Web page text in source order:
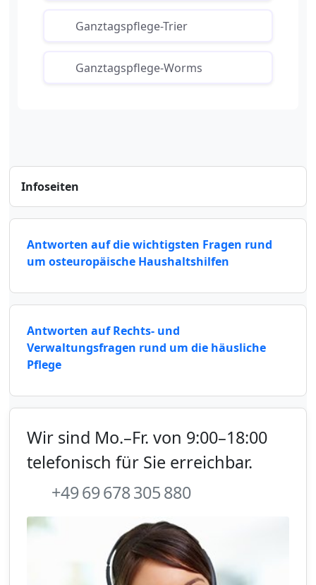
Ganztagspflege-Trier
Ganztagspflege-Worms
Infoseiten
Antworten auf die wichtigsten Fragen rund
um osteuropäische Haushaltshilfen
Antworten auf Rechts- und
Verwaltungsfragen rund um die häusliche
Pflege
Wir sind Mo.–Fr. von 9:00–18:00
telefonisch für Sie erreichbar.
+49 69 678 305 880